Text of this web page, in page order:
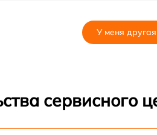
У меня
сервисного